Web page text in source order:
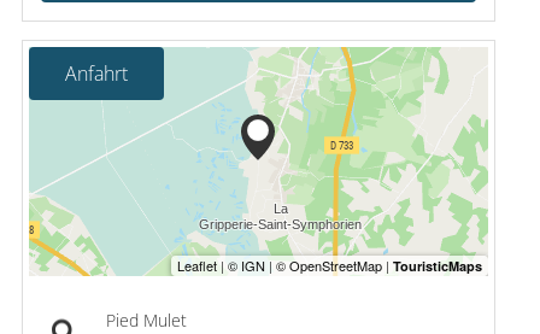
Anfahrt
Pied Mulet